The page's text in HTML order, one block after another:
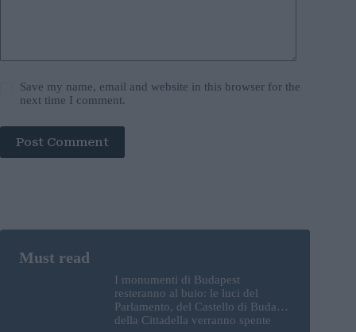
Save my name, email and website in this browser for the
next time I comment.
Post Comment
I monumenti di Budapest
resteranno al buio: le luci del
Parlamento, del Castello di Buda e
della Cittadella verranno spente